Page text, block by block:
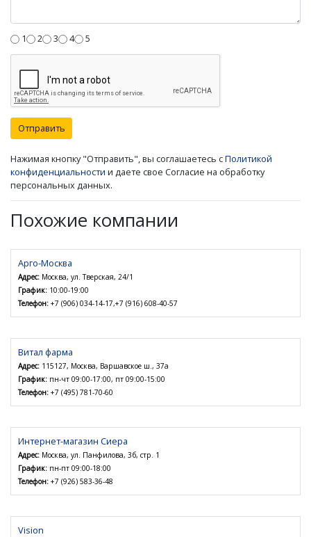
1 2 3 4 5
Отправить
Нажимая кнопку "Отправить", вы соглашаетесь сПолитикой
конфиденциальности и даете свое Согласие на обработку
персональных данных.
Похожие компании
Арго-Москва
Адрес: Москва, ул. Тверская, 24/1
График: 10:00-19:00
Телефон: +7 (906) 034-14-17,+7 (916) 608-40-57
Витал фарма
Адрес: 115127, Москва, Варшавское ш., 37а
График: пн-чт 09:00-17:00, пт 09:00-15:00
Телефон: +7 (495) 781-70-60
Интернет-магазин Сиера
Адрес: Москва, ул. Панфилова, 3б, стр. 1
График: пн-пт 09:00-18:00
Телефон: +7 (926) 583-36-48
Vision